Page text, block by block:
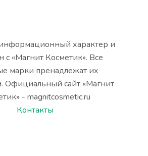
характер и
с «Магнит Косметик». Все
марки пренадлежат их
Официальный сайт «Магнит
- magnitcosmetic.ru
Контакты